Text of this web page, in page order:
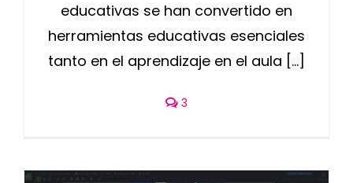
educativas se han convertido en
herramientas educativas esenciales
tanto en el aprendizaje en el aula [...]
3